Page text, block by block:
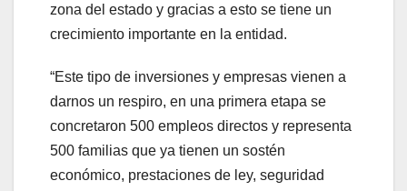
zona del estado y gracias a esto se tiene un
crecimiento importante en la entidad.
“Este tipo de inversiones y empresas vienen a
darnos un respiro, en una primera etapa se
concretaron 500 empleos directos y representa
500 familias que ya tienen un sostén
económico, prestaciones de ley, seguridad